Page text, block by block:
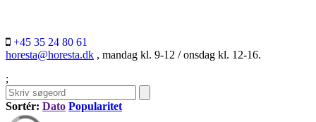
+45 35 24 80 61
horesta@horesta.dk , mandag kl. 9-12 / onsdag kl. 12-16.
;
Sortér: Dato Popularitet